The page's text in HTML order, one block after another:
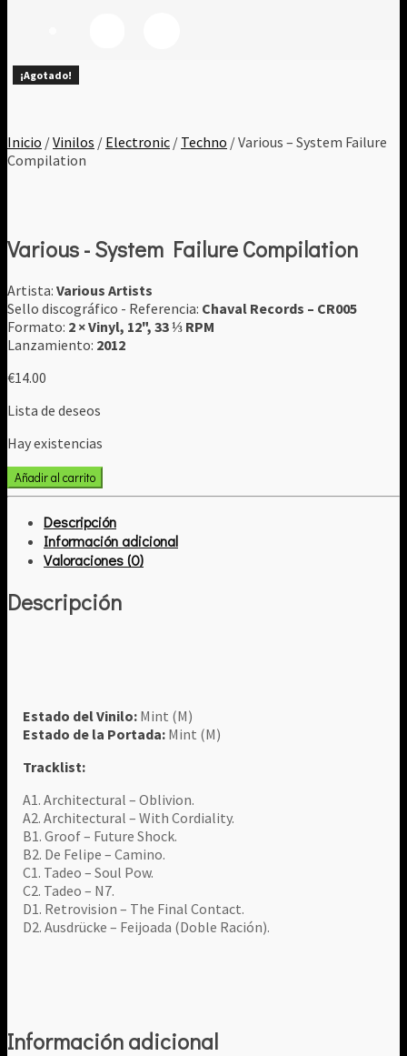
Inicio /Vinilos / Electronic / Techno / Various – System Failure
Compilation
Various - System Failure Compilation
Artista: Various Artists
Sello discográfico - Referencia: Chaval Records ‎– CR005
Formato: 2 × Vinyl, 12", 33 ⅓ RPM
Lanzamiento: 2012
€14.00
Lista de deseos
Hay existencias
Various
-
Failure
Compilation
cantidad
Añadir al carrito
Descripción
Información adicional
Valoraciones (0)
Descripción
Estado del Vinilo: Mint (M)
Estado de la Portada: Mint (M)
Tracklist:
A1. Architectural – Oblivion.
A2. Architectural – With Cordiality.
B1. Groof – Future Shock.
B2. De Felipe – Camino.
C1. Tadeo – Soul Pow.
C2. Tadeo – N7.
D1. Retrovision – The Final Contact.
D2. Ausdrücke – Feijoada (Doble Ración).
Información adicional
¡Agotado!
¡Agotado!
¡Agotado!
¡Agotado!
¡Agotado!
¡Agotado!
¡Agotado!